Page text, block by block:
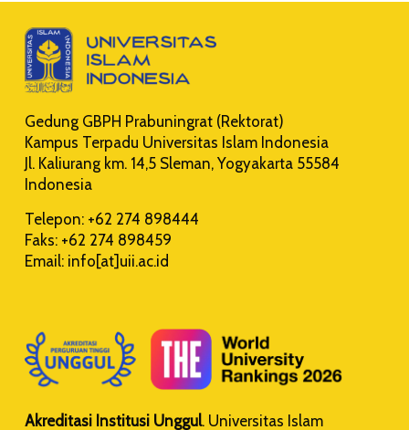
Gedung GBPH Prabuningrat (Rektorat)
Kampus Terpadu Universitas Islam Indonesia
Jl. Kaliurang km. 14,5 Sleman, Yogyakarta 55584
Indonesia
Telepon: +62 274 898444
Faks: +62 274 898459
Email: info[at]uii.ac.id
Akreditasi Institusi Unggul. Universitas Islam